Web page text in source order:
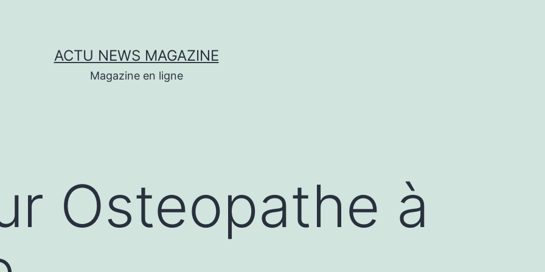
ACTU NEWS MAGAZINE
Magazine en ligne
Osteopathe à